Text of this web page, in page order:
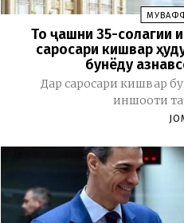
То ҷашни 35-солагии
саросари кишвар
бунёду
Дар саросари кишвар
иншооти